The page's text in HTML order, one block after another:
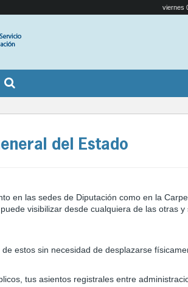
viernes
del Estado
en las sedes de Diputación como en la
visibilizar desde cualquiera de las otras
estos sin necesidad de desplazarse
tus asientos registrales entre